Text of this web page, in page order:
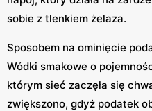
sobie z tlenkiem żelaza.
Sposobem na ominięcie
Wódki smakowe o
którym sieć zaczęła się
zwiększono, gdyż podatek